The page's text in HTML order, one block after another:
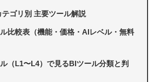
ゴリ別 主要ツール解説
比較表（機能・価格・AIレベル・無料
（L1〜L4）で見るBIツール分類と判